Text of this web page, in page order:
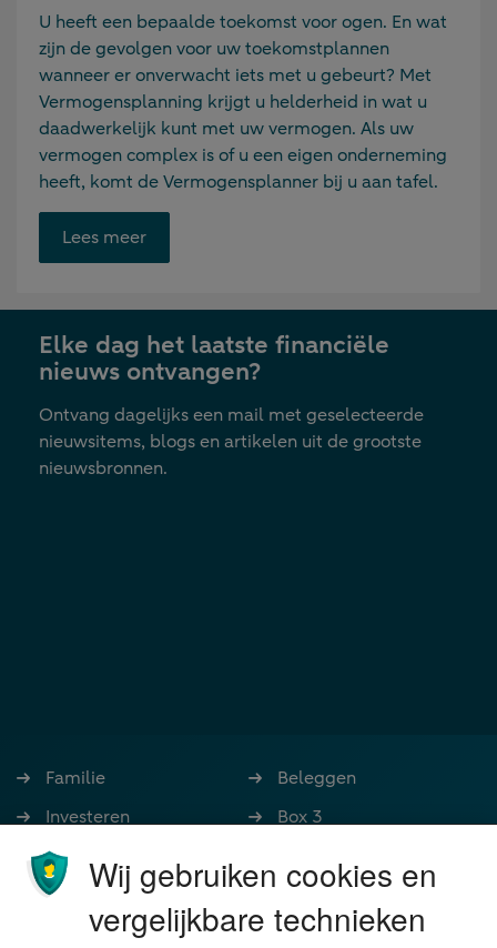
U heeft een bepaalde toekomst voor ogen. En wat
zijn de gevolgen voor uw toekomstplannen
wanneer er onverwacht iets met u gebeurt? Met
Vermogensplanning krijgt u helderheid in wat u
daadwerkelijk kunt met uw vermogen. Als uw
vermogen complex is of u een eigen onderneming
heeft, komt de Vermogensplanner bij u aan tafel.
Lees meerOpent
link
nieuwe
tab
Elke dag het laatste financiële
nieuws ontvangen?
Ontvang dagelijks een mail met geselecteerde
nieuwsitems, blogs en artikelen uit de grootste
nieuwsbronnen.
Familie
Investeren
Ondernemen
Stoppen met werken
Wonen
Beleggen
Box 3
Nalatenschap
Schenken
Wij gebruiken cookies en
vergelijkbare technieken